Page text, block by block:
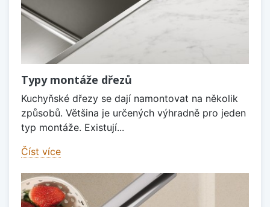
Typy montáže dřezů
Kuchyňské dřezy se dají namontovat na několik
způsobů. Většina je určených výhradně pro jeden
typ montáže. Existují...
Číst více